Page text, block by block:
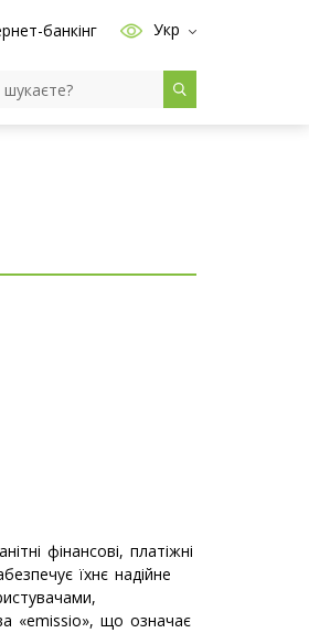
банкінг Укр
фінансові, платіжні
їхнє надійне
«emissio», що означає